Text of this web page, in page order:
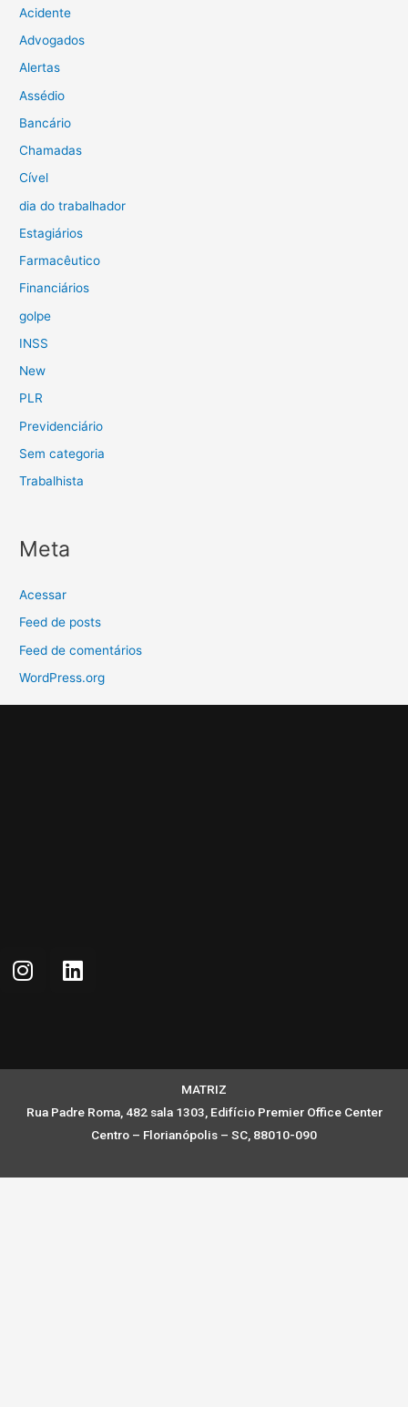
Acidente
Advogados
Alertas
Assédio
Bancário
Chamadas
Cível
dia do trabalhador
Estagiários
Farmacêutico
Financiários
golpe
INSS
New
PLR
Previdenciário
Sem categoria
Trabalhista
Meta
Acessar
Feed de posts
Feed de comentários
WordPress.org
MATRIZ
Rua Padre Roma, 482 sala 1303, Edifício Premier Office Center
Centro – Florianópolis – SC, 88010-090